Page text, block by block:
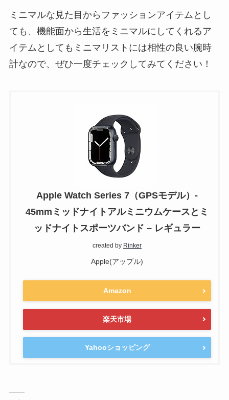
ミニマルな見た目からファッションアイテムとし
ても、機能面から生活をミニマルにしてくれるア
イテムとしてもミニマリストには相性の良い腕時
計なので、ぜひ一度チェックしてみてください！
Apple Watch Series 7（GPSモデル）-
45mmミッドナイトアルミニウムケースとミ
ッドナイトスポーツバンド – レギュラー
created by Rinker
Apple(アップル)
Amazon
楽天市場
Yahooショッピング